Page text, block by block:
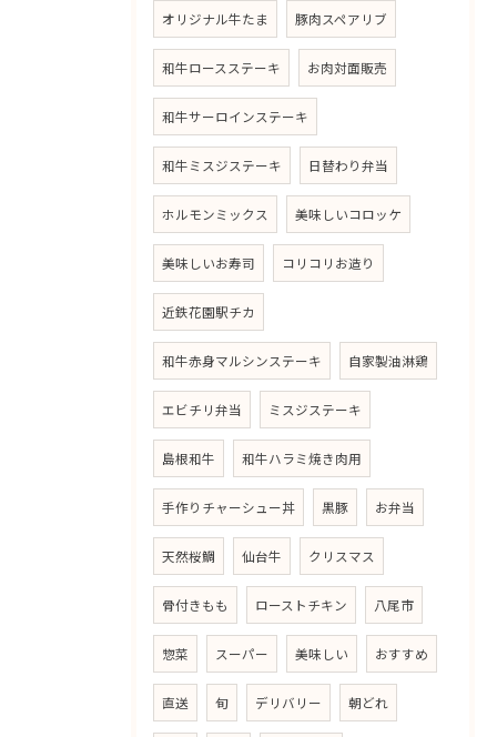
オリジナル牛たま 豚肉スペアリブ
和牛ロースステーキ お肉対面販売
和牛サーロインステーキ
和牛ミスジステーキ 日替わり弁当
ホルモンミックス 美味しいコロッケ
美味しいお寿司 コリコリお造り
近鉄花園駅チカ
和牛赤身マルシンステーキ 自家製油淋鶏
エビチリ弁当 ミスジステーキ
島根和牛 和牛ハラミ焼き肉用
手作りチャーシュー丼 黒豚 お弁当
天然桜鯛 仙台牛 クリスマス
骨付きもも ローストチキン 八尾市
惣菜 スーパー 美味しい おすすめ
直送 旬 デリバリー 朝どれ